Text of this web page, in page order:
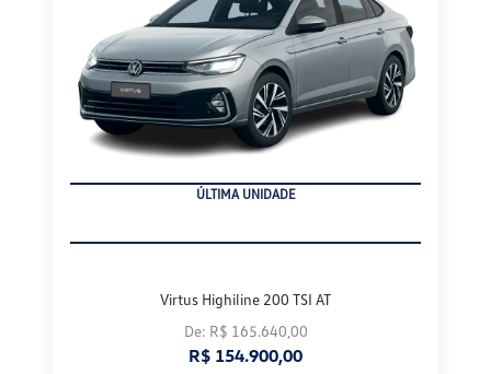
ÚLTIMA UNIDADE
Virtus Highiline 200 TSI AT
De: R$ 165.640,00
R$ 154.900,00